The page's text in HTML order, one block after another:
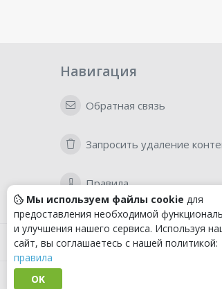
Навигация
Обратная связь
Запросить удаление
Правила
Мы используем файлы cookie для
предоставления необходимой
и улучшения нашего сервиса. Используя
сайт, вы соглашаетесь с нашей политикой:
правила
OK